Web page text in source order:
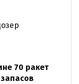
70 ракет
запасов